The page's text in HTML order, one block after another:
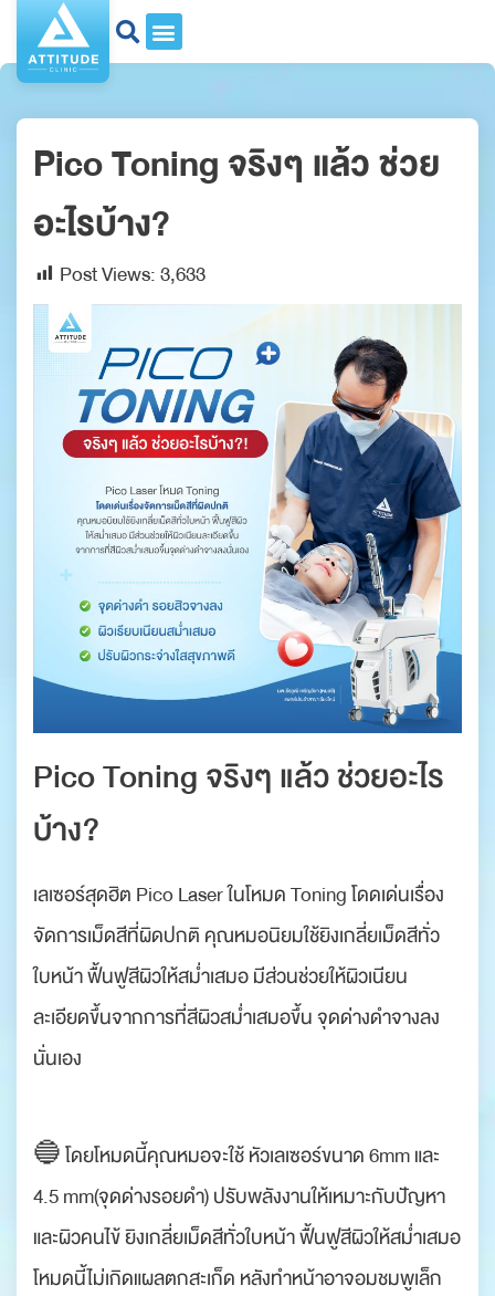
Pico Toning จริงๆ แล้ว ช่วย
อะไรบ้าง?
Post Views:3,633
Pico Toning จริงๆ แล้ว ช่วยอะไร
บ้าง?
เลเซอร์สุดฮิต Pico Laser ในโหมด Toning โดดเด่นเรื่อง
จัดการเม็ดสีที่ผิดปกติ คุณหมอนิยมใช้ยิงเกลี่ยเม็ดสีทั่ว
ใบหน้า ฟื้นฟูสีผิวให้สม่ำเสมอ มีส่วนช่วยให้ผิวเนียน
ละเอียดขึ้นจากการที่สีผิวสม่ำเสมอขึ้น จุดด่างดำจางลง
นั่นเอง
🔵 โดยโหมดนี้คุณหมอจะใช้ หัวเลเซอร์ขนาด 6mm และ
4.5 mm(จุดด่างรอยดำ) ปรับพลังงานให้เหมาะกับปัญหา
และผิวคนไข้ ยิงเกลี่ยเม็ดสีทั่วใบหน้า ฟื้นฟูสีผิวให้สม่ำเสมอ
โหมดนี้ไม่เกิดแผลตกสะเก็ด หลังทำหน้าอาจอมชมพูเล็ก